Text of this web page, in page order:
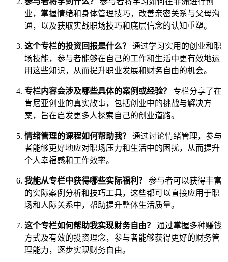
业，掌握情绪和身体管理技巧，改善亲密关系与父母沟
通，以及获取实战职场技巧和底层信念的认知重塑。
这个专栏的投资回报是什么？
通过学习实用的创业和职
场技能，参与者能够在自己的工作和生活中更有效地运
用这些知识，从而提升职业发展和财务自由的机会。
专栏内容会涉及哪些具体的案例或经验？
专栏分享了在
肯尼亚创业的真实故事，包括创业中的挑战与解决方
案，旨在启发更多人探索自己的创业道路。
情绪管理的课程如何帮助我？
通过讨论情绪管理，参与
者能够更好地应对职场压力和生活中的困扰，从而提升
个人幸福感和工作效率。
我能从专栏中获得哪些实际福利？
参与者可以获得丰富
的实际案例分析和技巧工具，这些都可以直接应用于职
场和人际关系中，帮助提升整体生活质量。
这个专栏如何帮助我实现财务自由？
通过掌握多种赚钱
方式及有效的投资理念，参与者能够获得更好的财务管
理能力，逐步实现财务自由。